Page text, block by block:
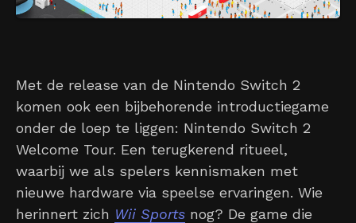
Met de release van de Nintendo Switch 2
komen ook een bijbehorende introductiegame
onder de loep te liggen: Nintendo Switch 2
Welcome Tour. Een terugkerend ritueel,
waarbij we als spelers kennismaken met
nieuwe hardware via speelse ervaringen. Wie
herinnert zich Wii Sports nog? De game die